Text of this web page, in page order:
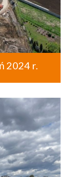
2024 r.